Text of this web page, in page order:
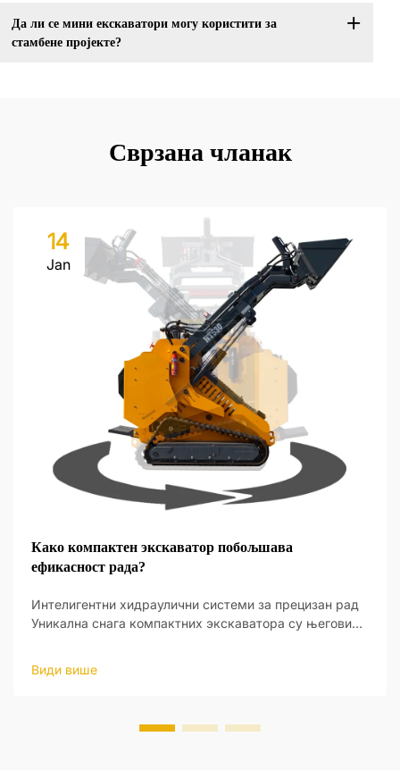
Да ли се мини екскаватори могу користити за
стамбене пројекте?
Сврзана чланак
14
Jan
Како компактен экскаватор побољшава
ефикасност рада?
Интелигентни хидраулични системи за прецизан рад
Уникална снага компактних экскаватора су његови
дизајнирани да реагују на улаз оператера и да праве
Види више